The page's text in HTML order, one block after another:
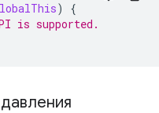
)
{
is supported.